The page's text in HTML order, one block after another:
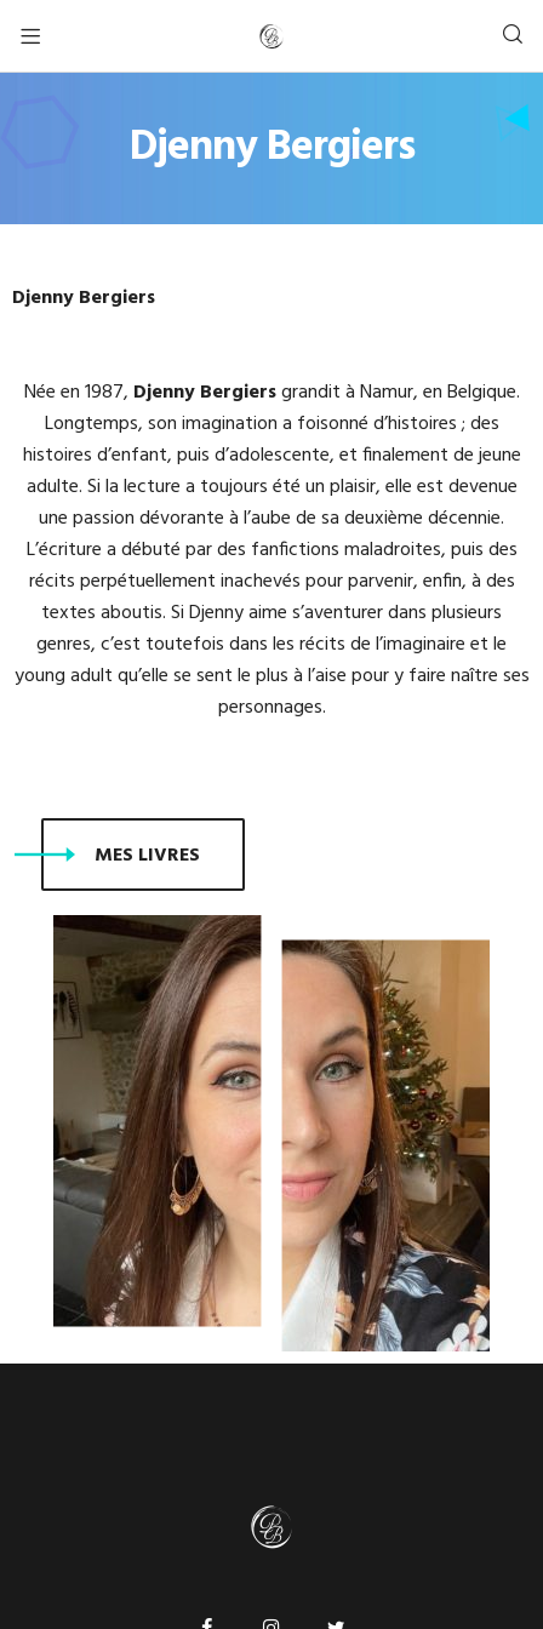
Djenny Bergiers
Djenny Bergiers
Née en 1987, Djenny Bergiersgrandit à Namur, en Belgique.
Longtemps, son imagination a foisonné d’histoires ; des
histoires d’enfant, puis d’adolescente, et finalement de jeune
adulte. Si la lecture a toujours été un plaisir, elle est devenue
une passion dévorante à l’aube de sa deuxième décennie.
L’écriture a débuté par des fanfictions maladroites, puis des
récits perpétuellement inachevés pour parvenir, enfin, à des
textes aboutis. Si Djenny aime s’aventurer dans plusieurs
genres, c’est toutefois dans les récits de l’imaginaire et le
young adult qu’elle se sent le plus à l’aise pour y faire naître ses
personnages.
MES LIVRES